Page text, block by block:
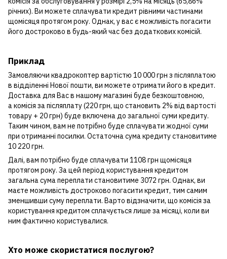
річних). Ви можете сплачувати кредит рівними частинами
щомісяця протягом року. Однак, у вас є можливість погасити
його достроково в будь-який час без додаткових комісій.
Приклад
Замовляючи квадрокоптер вартістю 10 000 грн з післяплатою
в відділенні Нової пошти, ви можете отримати його в кредит.
Доставка для Вас в нашому магазині буде безкоштовною,
а комісія за післяплату (220 грн, що становить 2% від вартості
товару + 20 грн) буде включена до загальної суми кредиту.
Таким чином, вам не потрібно буде сплачувати жодної суми
при отриманні посилки. Остаточна сума кредиту становитиме
10 220 грн.
Далі, вам потрібно буде сплачувати 1108 грн щомісяця
протягом року. За цей період користування кредитом
загальна сума переплати становитиме 3072 грн. Однак, ви
маєте можливість достроково погасити кредит, тим самим
зменшивши суму переплати. Варто відзначити, що комісія за
користування кредитом сплачується лише за місяці, коли ви
ним фактично користувалися.
Хто може скористатися послугою?